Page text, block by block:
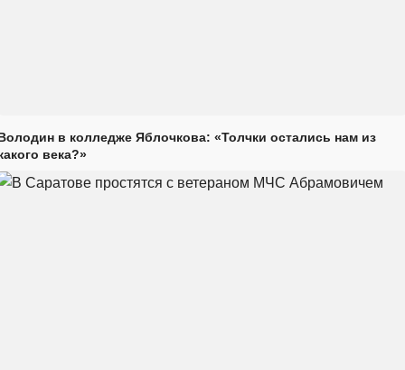
в колледже Яблочкова: «Толчки остались нам из
века?»